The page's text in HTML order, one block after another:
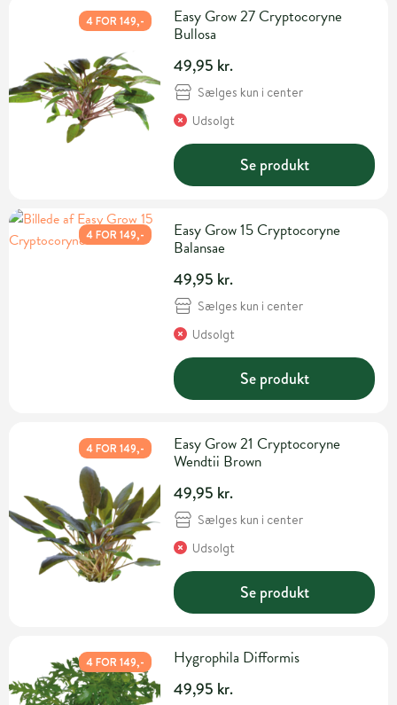
4 FOR 149,-
Easy Grow 27 Cryptocoryne
Bullosa
49,95 kr.
Sælges kun i center
Udsolgt
Se produkt
4 FOR 149,-
Easy Grow 15 Cryptocoryne
Balansae
49,95 kr.
Sælges kun i center
Udsolgt
Se produkt
4 FOR 149,-
Easy Grow 21 Cryptocoryne
Wendtii Brown
49,95 kr.
Sælges kun i center
Udsolgt
Se produkt
4 FOR 149,- Hygrophila Difformis
49,95 kr.